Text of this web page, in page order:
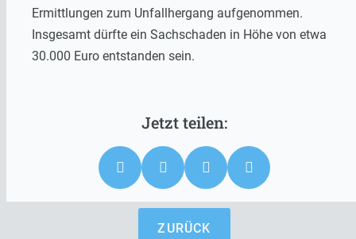
Ermittlungen zum Unfallhergang aufgenommen.
Insgesamt dürfte ein Sachschaden in Höhe von etwa
30.000 Euro entstanden sein.
ZURÜCK